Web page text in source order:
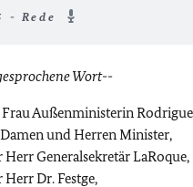
- Rede
Wort--
Frau Außenministerin
und Herren Minister,
Herr Generalsekretär LaRoque,
Herr Dr. Festge,